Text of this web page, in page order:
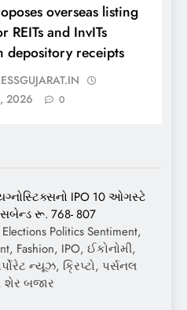
overseas listing
REITs and InvITs
depository receipts
2026
0
IPO 10 ઓગસ્ટે
રૂ. 768- 807
Politics Sentiment,
Fashion, IPO, ઈકોનોમી,
ન્યૂઝ, ક્રિપ્ટો, પર્સનલ
શેર બજાર